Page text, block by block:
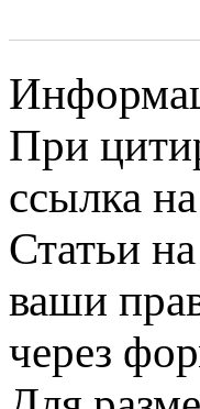
При
ссылка
Статьи
ваши
через